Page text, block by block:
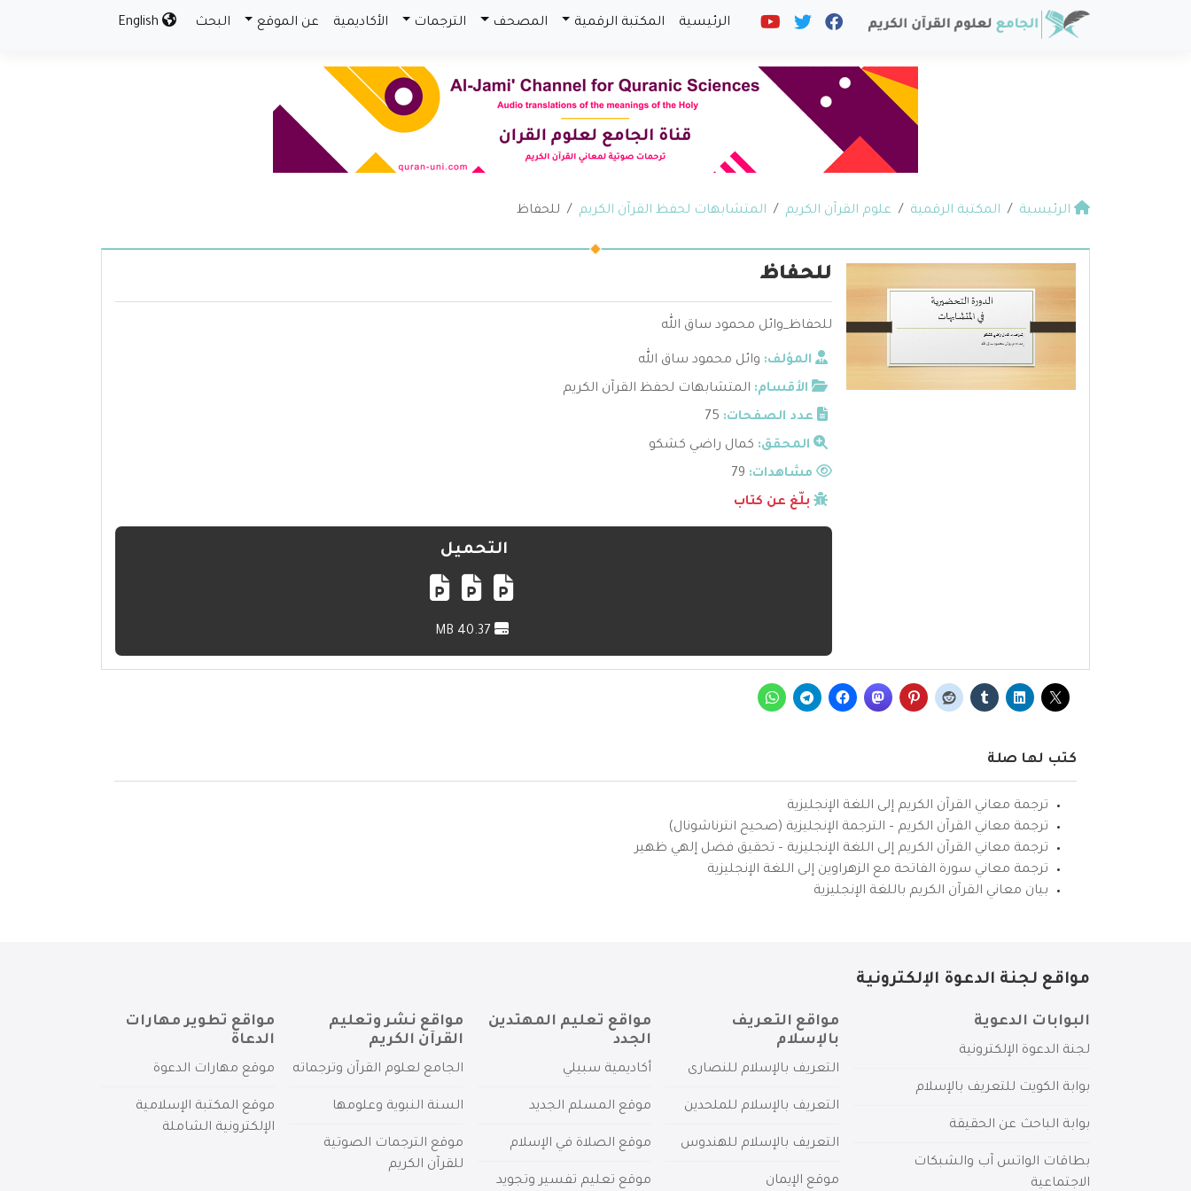
الرئيسية المكتبة الرقمية المصحف الترجمات الأكاديمية عن الموقع البحث
الرئيسية المكتبة الرقمية علوم القرآن الكريم المتشابهات لحفظ القرآن الكريم للحفاظ
للحفاظ
للحفاظ_وائل محمود ساق الله
المؤلف: وائل محمود ساق الله
الأقسام: المتشابهات لحفظ القرآن الكريم
عدد الصفحات: 75
المحقق: كمال راضي كشكو
مشاهدات:
بلّغ عن كتاب
التحميل
كتب لها صلة
ترجمة معاني القرآن الكريم إلى اللغة الإنجليزية
ترجمة معاني القرآن الكريم – الترجمة الإنجليزية (صحيح انترناشونال)
ترجمة معاني القرآن الكريم إلى اللغة الإنجليزية – تحقيق فضل إلهي ظهير
ترجمة معاني سورة الفاتحة مع الزهراوين إلى اللغة الإنجليزية
بيان معاني القرآن الكريم باللغة الإنجليزية
مواقع لجنة الدعوة الإلكترونية
البوابات الدعوية
لجنة الدعوة الإلكترونية
بوابة الكويت للتعريف بالإسلام
بوابة الباحث عن الحقيقة
بطاقات الواتس آب والشبكات
الاجتماعية
مواقع التعريف
بالإسلام
التعريف بالإسلام للنصارى
التعريف بالإسلام للملحدين
التعريف بالإسلام للهندوس
موقع الإيمان
مواقع تعليم المهتدين
الجدد
أكاديمية سبيلي
موقع المسلم الجديد
موقع الصلاة في الإسلام
موقع تعليم تفسير وتجويد
مواقع نشر وتعليم
القرآن الكريم
الجامع لعلوم القرآن وترجماته
السنة النبوية وعلومها
موقع الترجمات الصوتية
للقرآن الكريم
مواقع تطوير مهارات
الدعاة
موقع مهارات الدعوة
موقع المكتبة الإسلامية
الإلكترونية الشاملة